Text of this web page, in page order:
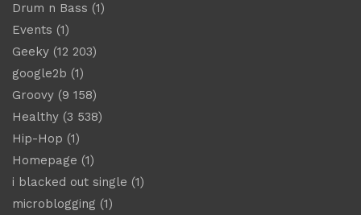
Drum n Bass (1)
Events (1)
Geeky (12 203)
google2b (1)
Groovy (9 158)
Healthy (3 538)
Hip-Hop (1)
Homepage (1)
i blacked out single (1)
microblogging (1)